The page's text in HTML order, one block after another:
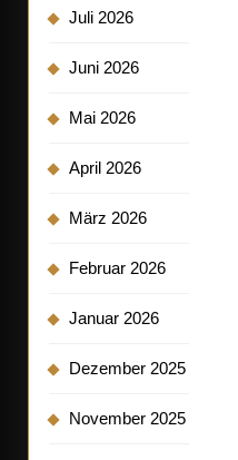
Juli 2026
Juni 2026
Mai 2026
April 2026
März 2026
Februar 2026
Januar 2026
Dezember 2025
November 2025